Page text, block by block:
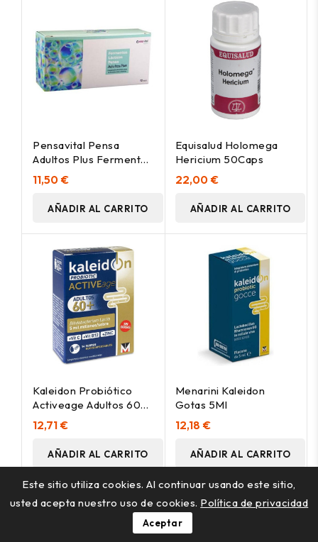
Pensavital Pensa
Adultos Plus Fermentos
Lácticos, 12 Viales
11,50 €
AÑADIR AL CARRITO
Equisalud Holomega
Hericium 50Caps
22,00 €
AÑADIR AL CARRITO
Kaleidon Probiótico
Activeage Adultos 60+
14 Sobres
12,71 €
AÑADIR AL CARRITO
Menarini Kaleidon
Gotas 5Ml
12,18 €
AÑADIR AL CARRITO
Este sitio utiliza cookies. Al continuar usando este sitio,
usted acepta nuestro uso de cookies. Política de privacidad
Aceptar